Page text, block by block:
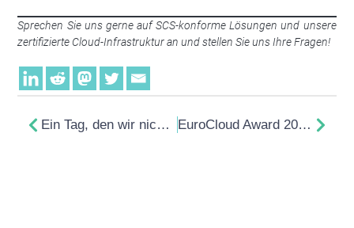
Sprechen Sie uns gerne auf SCS-konforme Lösungen und unsere
zertifizierte Cloud-Infrastruktur an und stellen Sie uns Ihre Fragen!
Ein Tag, den wir nicht vergessen werden: NUE1 Rechenzentrum ist live! EuroCloud Award 2025: Auszeichnung für Confidential Nextcloud